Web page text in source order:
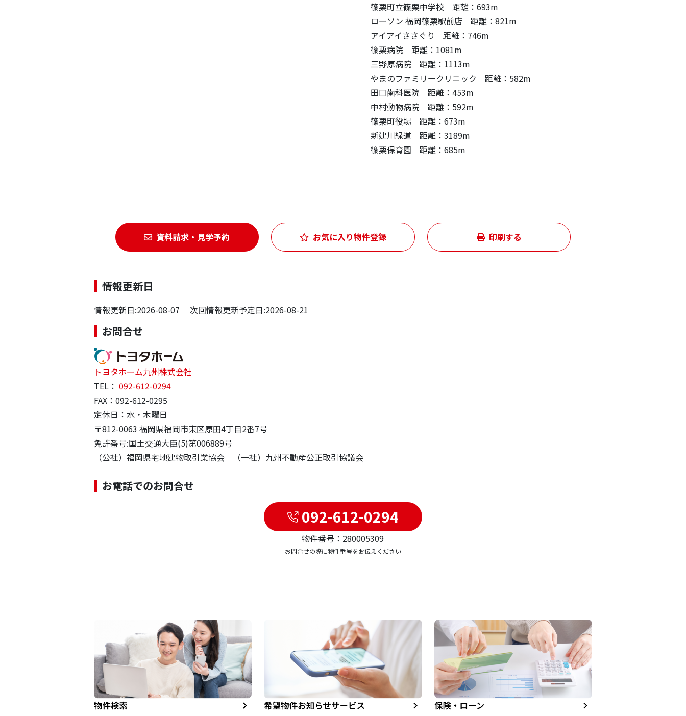
篠栗町立篠栗中学校 距離：693m
ローソン 福岡篠栗駅前店 距離：821m
アイアイささぐり 距離：746m
篠栗病院 距離：1081m
三野原病院 距離：1113m
やまのファミリークリニック 距離：582m
田口歯科医院 距離：453m
中村動物病院 距離：592m
篠栗町役場 距離：673m
新建川緑道 距離：3189m
篠栗保育園 距離：685m
資料請求・見学予約 お気に入り物件登録 印刷する
情報更新日
情報更新日:2026-08-07 次回情報更新予定日:2026-08-21
お問合せ
トヨタホーム九州株式会社
TEL： 092-612-0294
FAX：092-612-0295
定休日：水・木曜日
〒812-0063 福岡県福岡市東区原田4丁目2番7号
免許番号:国土交通大臣(5)第006889号
（公社）福岡県宅地建物取引業協会 （一社）九州不動産公正取引協議会
お電話でのお問合せ
092-612-0294
物件番号：280005309
お問合せの際に物件番号をお伝えください